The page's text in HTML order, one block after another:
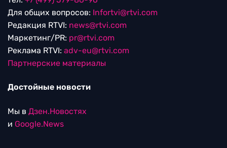
Для общих вопросов: Infortvi@rtvi.com
Редакция RTVI: news@rtvi.com
Маркетинг/PR: pr@rtvi.com
Реклама RTVI: adv-eu@rtvi.com
Партнерские материалы
Достойные новости
Мы в Дзен.Новостях
и Google.News